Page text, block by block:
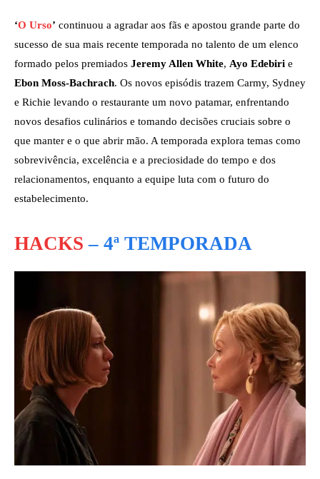
‘O Urso’ continuou a agradar aos fãs e apostou grande parte do
sucesso de sua mais recente temporada no talento de um elenco
formado pelos premiados Jeremy Allen White, Ayo Edebiri e
Ebon Moss-Bachrach. Os novos episódis trazem Carmy, Sydney
e Richie levando o restaurante um novo patamar, enfrentando
novos desafios culinários e tomando decisões cruciais sobre o
que manter e o que abrir mão. A temporada explora temas como
sobrevivência, excelência e a preciosidade do tempo e dos
relacionamentos, enquanto a equipe luta com o futuro do
estabelecimento.
HACKS – 4ª TEMPORADA